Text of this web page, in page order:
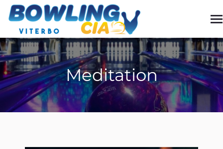
Meditation
You are here: